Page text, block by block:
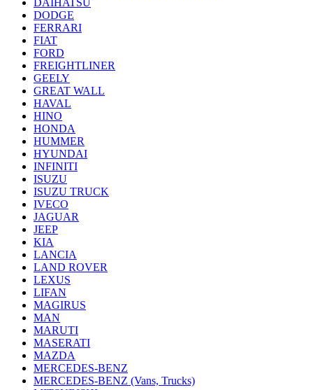
DAIHATSU
DODGE
FERRARI
FIAT
FORD
FREIGHTLINER
GEELY
GREAT WALL
HAVAL
HINO
HONDA
HUMMER
HYUNDAI
INFINITI
ISUZU
ISUZU TRUCK
IVECO
JAGUAR
JEEP
KIA
LANCIA
LAND ROVER
LEXUS
LIFAN
MAGIRUS
MAN
MARUTI
MASERATI
MAZDA
MERCEDES-BENZ
MERCEDES-BENZ (Vans, Trucks)